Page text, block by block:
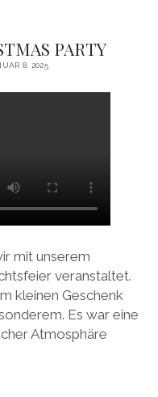
PARTY
8, 2025
mit unserem
veranstaltet.
kleinen Geschenk
Es war eine
Atmosphäre